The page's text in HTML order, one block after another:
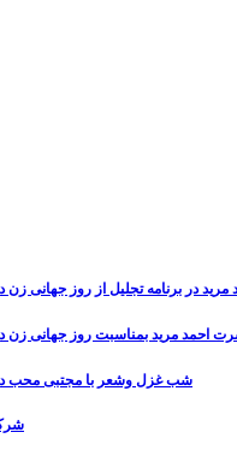
در برنامه تجلیل از روز جهانی زن
احمد مرید بمناسبت روز جهانی زن
شب غزل وشعر با مجتبی محب